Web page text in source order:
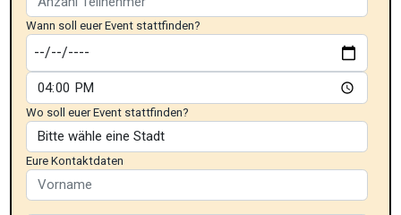
Wann soll euer Event stattfinden?
Wo soll euer Event stattfinden?
Eure Kontaktdaten